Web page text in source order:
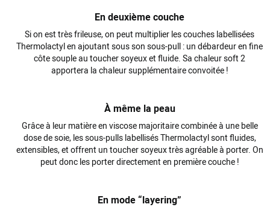
En deuxième couche
Si on est très frileuse, on peut multiplier les couches labellisées
Thermolactyl en ajoutant sous son sous-pull : un débardeur en fine
côte souple au toucher soyeux et fluide. Sa chaleur soft 2
apportera la chaleur supplémentaire convoitée !
À même la peau
Grâce à leur matièreen viscose majoritaire combinée à une belle
dose de soie, les sous-pulls labellisés Thermolactyl sont fluides,
extensibles, et offrent un toucher soyeux très agréable à porter. On
peut donc les porter directement en première couche !
En mode “layering”